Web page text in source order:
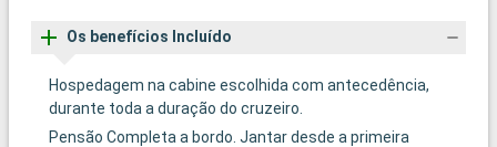
Os benefícios Incluído
Hospedagem na cabine escolhida com antecedência,
durante toda a duração do cruzeiro.
Pensão Completa a bordo. Jantar desde a primeira